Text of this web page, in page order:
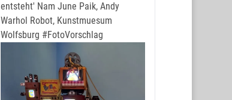
entsteht' Nam June Paik, Andy
Warhol Robot, Kunstmuesum
Wolfsburg #FotoVorschlag